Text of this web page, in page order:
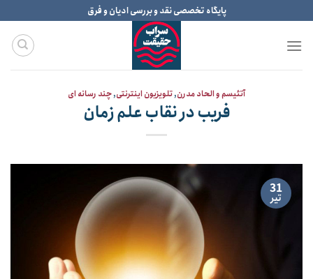
to
content
پایگاه تخصصی نقد و بررسی ادیان و فرق
آتئیسم و الحاد مدرن,تلویزیون اینترنتی,چند رسانه ای
فریب در نقاب علم زمان
31
تیر